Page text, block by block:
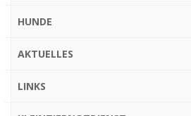
HUNDE
AKTUELLES
LINKS